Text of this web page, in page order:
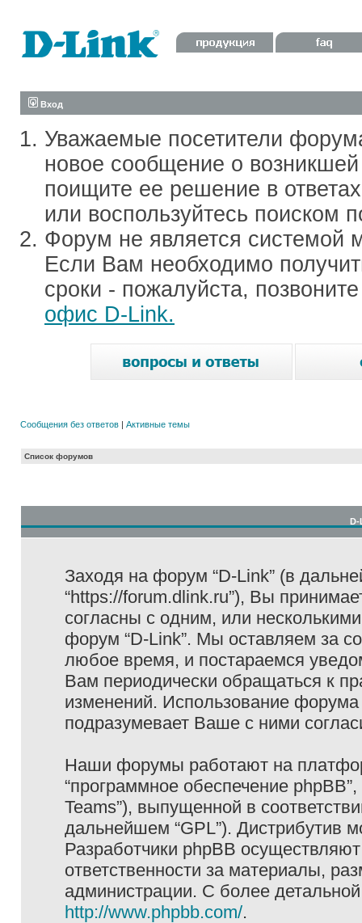
Вход
Уважаемые посетители
новое сообщение о
поищите ее решение в
или воспользуйтесь поиском
Форум не является системой
Если Вам необходимо
сроки - пожалуйста,
офис D-Link.
Сообщения без ответов | Активные темы
Список форумов
D-
Заходя на форум “D-Link” (в
“https://forum.dlink.ru”), Вы
согласны с одним, или
форум “D-Link”. Мы оставляем за
любое время, и постараемся
Вам периодически обращаться к
изменений. Использование
подразумевает Ваше с ними
Наши форумы работают на
“программное обеспечение
Teams”), выпущенной в
дальнейшем “GPL”). Дистрибутив
Разработчики phpBB
ответственности за материалы,
администрации. С более
http://www.phpbb.com/.